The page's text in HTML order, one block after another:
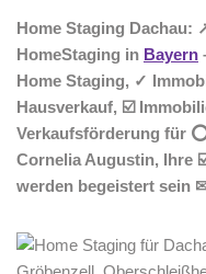
Home Staging
HomeStaging in Bayern
Home Staging, ✓
Hausverkauf, ☑️
Verkaufsförderung für
Cornelia Augustin, Ihre
werden begeistert sein